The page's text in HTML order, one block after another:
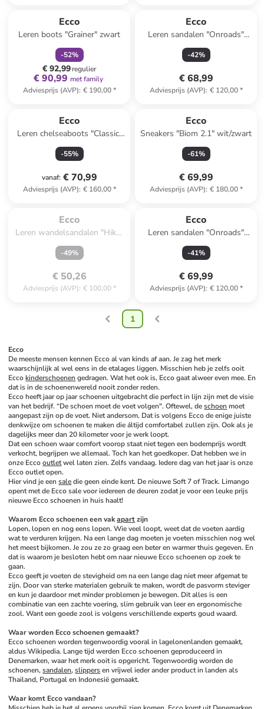
Ecco
Leren boots "Grainer" zwart
-52%
€ 92,99regulier
€ 90,99 met family
Adviesprijs (AVP): € 190,00*
Ecco
Leren sandalen "Onroads"
zwart
-42%
€ 68,99
Adviesprijs (AVP): € 120,00*
Ecco
Leren chelseaboots "Classic"
lichtbruin
-55%
vanaf: € 70,99
Adviesprijs (AVP): € 160,00*
Ecco
Sneakers "Biom 2.1" wit/zwart
-61%
€ 69,99
Adviesprijs (AVP): € 180,00*
uitverkocht.
Ecco
Leren wandelsandalen "Hike"
wit
-49%
€ 50,26
Adviesprijs (AVP): € 100,00*
Ecco
Leren sandalen "Onroads"
donkerblauw
-41%
€ 69,99
Adviesprijs (AVP): € 120,00*
1
Ecco
De meeste mensen kennen Ecco al van kinds af aan. Je zag het merk
waarschijnlijk al wel eens in de etalages liggen. Misschien heb je zelfs ooit
Ecco kinderschoenen gedragen. Wat het ook is, Ecco gaat alweer even mee. En
dat is in de schoenenwereld nooit zonder reden.
Ecco heeft jaar op jaar schoenen uitgebracht die perfect in lijn zijn met de visie
van het bedrijf. “De schoen moet de voet volgen". Oftewel, de schoen moet
aangepast zijn op de voet. Niet andersom. Dat is volgens Ecco de enige juiste
denkwijze om schoenen te maken die áltijd comfortabel zullen zijn. Ook als je
dagelijks meer dan 20 kilometer voor je werk loopt.
Dat een schoen waar comfort voorop staat niet tegen een bodemprijs wordt
verkocht, begrijpen we allemaal. Toch kan het goedkoper. Dat hebben we in
onze Ecco outlet wel laten zien. Zelfs vandaag. Iedere dag van het jaar is onze
Ecco outlet open.
Hier vind je een sale die geen einde kent. De nieuwe Soft 7 of Track. Limango
opent met de Ecco sale voor iedereen de deuren zodat je voor een leuke prijs
nieuwe Ecco schoenen in huis haalt!
Waarom Ecco schoenen een vak apart zijn
Lopen, lopen en nog eens lopen. Wie veel loopt, weet dat de voeten aardig
wat te verduren krijgen. Na een lange dag moeten je voeten misschien nog wel
het meest bijkomen. Je zou ze zo graag een beter en warmer thuis gegeven. En
dat is waarom je besloten hebt om naar nieuwe Ecco schoenen op zoek te
gaan.
Ecco geeft je voeten de stevigheid om na een lange dag niet meer afgemat te
zijn. Door van sterke materialen gebruik te maken, wordt de pasvorm steviger
en kun je daardoor met minder problemen je bewegen. Dit alles is een
combinatie van een zachte voering, slim gebruik van leer en ergonomische
zool. Want een goede zool is volgens verschillende experts goud waard.
Waar worden Ecco schoenen gemaakt?
Ecco schoenen worden tegenwoordig vooral in lagelonenlanden gemaakt,
aldus Wikipedia. Lange tijd werden Ecco schoenen geproduceerd in
Denemarken, waar het merk ooit is opgericht. Tegenwoordig worden de
schoenen, sandalen, slippers en vrijwel ieder ander product in landen als
Thailand, Portugal en Indonesië gemaakt.
Waar komt Ecco vandaan?